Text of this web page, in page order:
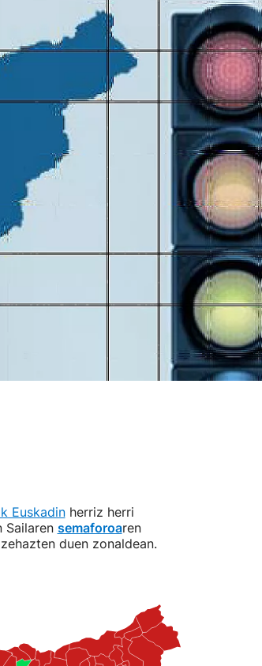
Euskadinherriz herri
Sailaren semaforoaren
duen zonaldean.